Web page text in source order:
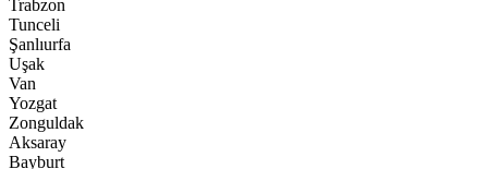
Trabzon
Tunceli
Şanlıurfa
Uşak
Van
Yozgat
Zonguldak
Aksaray
Bayburt